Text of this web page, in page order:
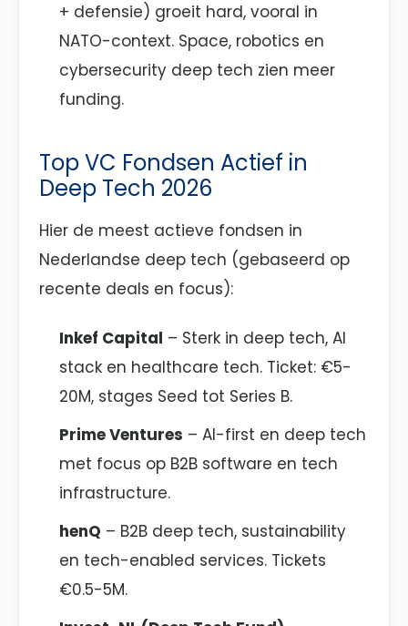
+ defensie) groeit hard, vooral in
NATO-context. Space, robotics en
cybersecurity deep tech zien meer
funding.
Top VC Fondsen Actief in
Deep Tech 2026
Hier de meest actieve fondsen in
Nederlandse deep tech (gebaseerd op
recente deals en focus):
Inkef Capital – Sterk in deep tech, AI
stack en healthcare tech. Ticket: €5-
20M, stages Seed tot Series B.
Prime Ventures – AI-first en deep tech
met focus op B2B software en tech
infrastructure.
henQ – B2B deep tech, sustainability
en tech-enabled services. Tickets
€0.5-5M.